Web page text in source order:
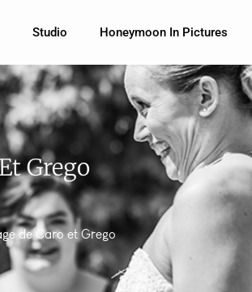
Studio Honeymoon In Pictures
Grego
de Caro et Grego